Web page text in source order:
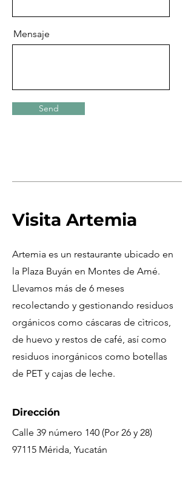
Mensaje
Send
Visita Artemia
Artemia es un restaurante ubicado en
la Plaza Buyán en Montes de Amé.
Llevamos más de 6 meses
recolectando y gestionando residuos
orgánicos como cáscaras de cìtricos,
de huevo y restos de café, así como
residuos inorgánicos como botellas
de PET y cajas de leche.
Dirección
Calle 39 número 140 (Por 26 y 28)
97115 Mérida, Yucatán